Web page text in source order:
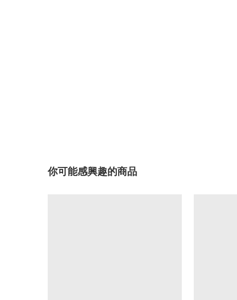
你可能感興趣的商品